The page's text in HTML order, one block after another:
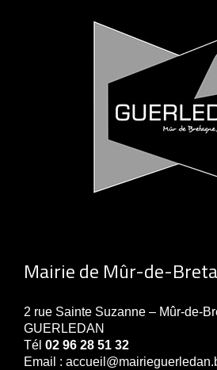
Mairie de Mûr-de-
2 rue Sainte Suzanne – Mûr-de-
GUERLEDAN
Tél 02 96 28 51 32
Email :